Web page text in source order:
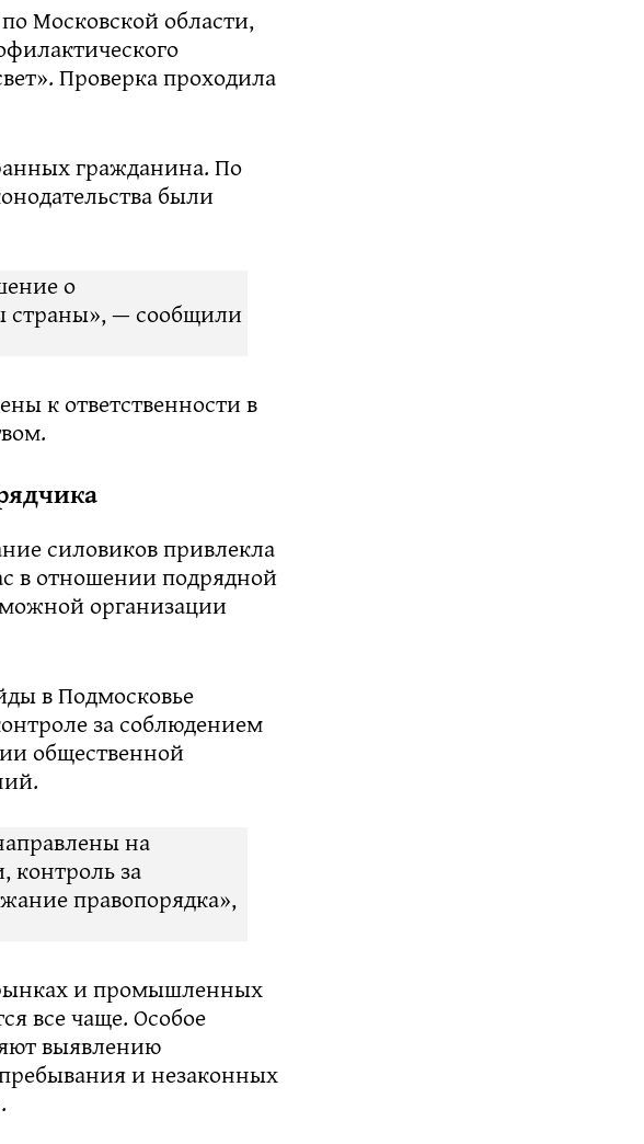
Московской области,
Проверка проходила
гражданина. По
были
о
страны», — сообщили
к ответственности в
силовиков привлекла
в отношении подрядной
организации
в Подмосковье
за соблюдением
общественной
на
контроль за
правопорядка»,
и промышленных
все чаще. Особое
выявлению
и незаконных